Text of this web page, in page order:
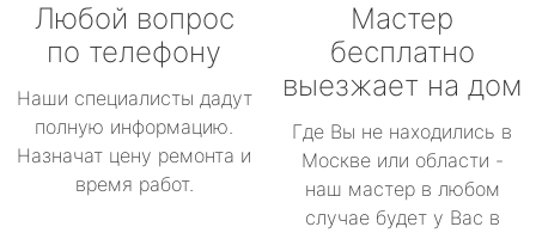
Любой вопрос
по телефону
Наши специалисты дадут
полную информацию.
Назначат цену ремонта и
время работ.
Мастер
бесплатно
выезжает на дом
Где Вы не находились в
Москве или области -
наш мастер в любом
случае будет у Вас в